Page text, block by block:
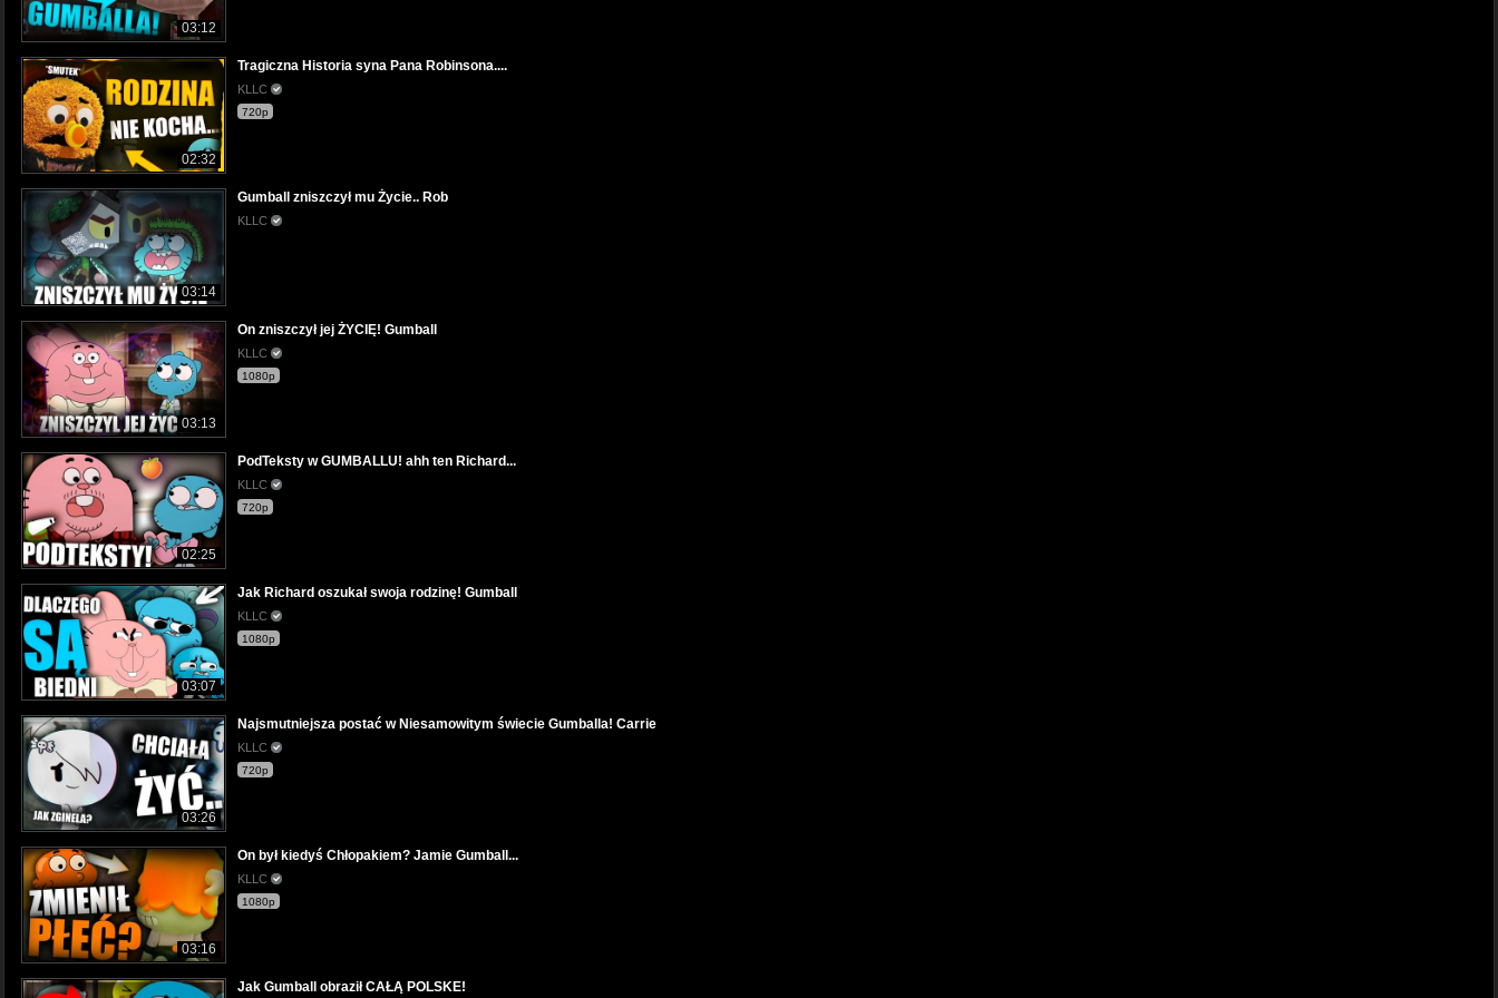
03:12
02:32
Tragiczna Historia syna Pana Robinsona....
KLLC
720p
03:14
Gumball zniszczył mu Życie.. Rob
KLLC
03:13
On zniszczył jej ŻYCIĘ! Gumball
KLLC
1080p
02:25
PodTeksty w GUMBALLU! ahh ten Richard...
KLLC
720p
03:07
Jak Richard oszukał swoja rodzinę! Gumball
KLLC
1080p
03:26
Najsmutniejsza postać w Niesamowitym świecie Gumballa! Carrie
KLLC
720p
03:16
On był kiedyś Chłopakiem? Jamie Gumball...
KLLC
1080p
Jak Gumball obraził CAŁĄ POLSKE!